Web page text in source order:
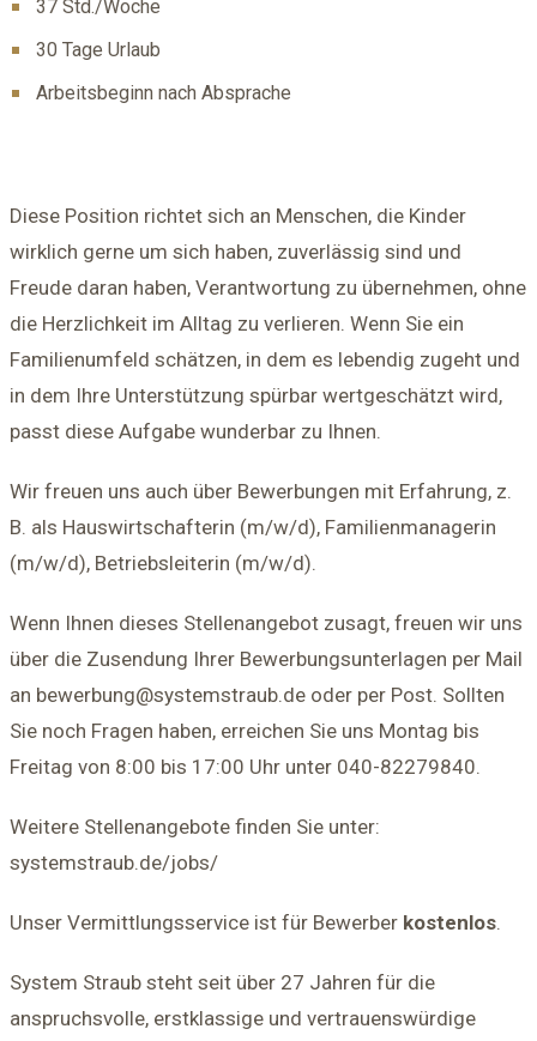
37 Std./Woche
30 Tage Urlaub
Arbeitsbeginn nach Absprache
Diese Position richtet sich an Menschen, die Kinder
wirklich gerne um sich haben, zuverlässig sind und
Freude daran haben, Verantwortung zu übernehmen, ohne
die Herzlichkeit im Alltag zu verlieren. Wenn Sie ein
Familienumfeld schätzen, in dem es lebendig zugeht und
in dem Ihre Unterstützung spürbar wertgeschätzt wird,
passt diese Aufgabe wunderbar zu Ihnen.
Wir freuen uns auch über Bewerbungen mit Erfahrung, z.
B. als Hauswirtschafterin (m/w/d), Familienmanagerin
(m/w/d), Betriebsleiterin (m/w/d).
Wenn Ihnen dieses Stellenangebot zusagt, freuen wir uns
über die Zusendung Ihrer Bewerbungsunterlagen per Mail
an bewerbung@systemstraub.de oder per Post. Sollten
Sie noch Fragen haben, erreichen Sie uns Montag bis
Freitag von 8:00 bis 17:00 Uhr unter 040-82279840.
Weitere Stellenangebote finden Sie unter:
systemstraub.de/jobs/
Unser Vermittlungsservice ist für Bewerber kostenlos.
System Straub steht seit über 27 Jahren für die
anspruchsvolle, erstklassige und vertrauenswürdige